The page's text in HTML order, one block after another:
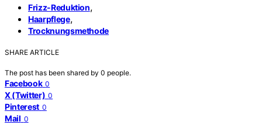
Frizz-Reduktion,
Haarpflege,
Trocknungsmethode
SHARE ARTICLE
The post has been shared by 0 people.
Facebook 0
X (Twitter) 0
Pinterest 0
Mail 0